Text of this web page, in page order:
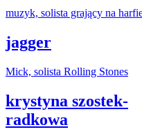
muzyk, solista grający na
jagger
Mick, solista Rolling Stones
krystyna szostek-
radkowa